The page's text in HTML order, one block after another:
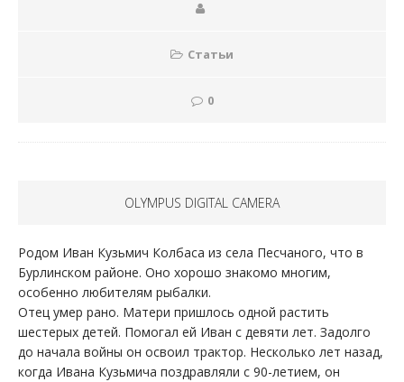
Статьи
0
OLYMPUS DIGITAL CAMERA
Родом Иван Кузьмич Колбаса из села Песчаного, что в
Бурлинском районе. Оно хорошо знакомо многим,
особенно любителям рыбалки.
Отец умер рано. Матери пришлось одной растить
шестерых детей. Помогал ей Иван с девяти лет. Задолго
до начала войны он освоил трактор. Несколько лет назад,
когда Ивана Кузьмича поздравляли с 90-летием, он